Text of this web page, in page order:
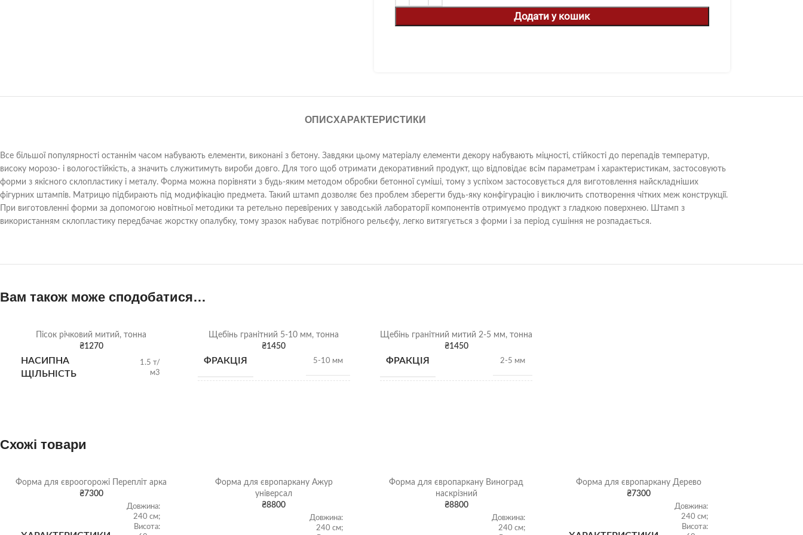
Додати у кошик
ОПИСХАРАКТЕРИСТИКИ
Все більшої популярності останнім часом набувають елементи, виконані з бетону. Завдяки цьому матеріалу елементи декору набувають міцності, стійкості до перепадів температур,
високу морозо- і вологостійкість, а значить служитимуть вироби довго. Для того щоб отримати декоративний продукт, що відповідає всім параметрам і характеристикам, застосовують
форми з якісного склопластику і металу. Форма можна порівняти з будь-яким методом обробки бетонної суміші, тому з успіхом застосовується для виготовлення найскладніших
фігурних штампів. Матрицю підбирають під модифікацію предмета. Такий штамп дозволяє без проблем зберегти будь-яку конфігурацію і виключить спотворення чітких меж конструкції.
При виготовленні форми за допомогою новітньої методики та ретельно перевірених у заводській лабораторії компонентів отримуємо продукт з гладкою поверхнею. Штамп з
використанням склопластику передбачає жорстку опалубку, тому зразок набуває потрібного рельєфу, легко витягується з форми і за період сушіння не розпадається.
Вам також може сподобатися…
Пісок річковий митий, тонна
₴1270
НАСИПНА
ЩІЛЬНІСТЬ
1.5 т/
м3
Щебінь гранітний 5-10 мм, тонна
₴1450
ФРАКЦІЯ 5-10 мм
ВІДВАНТАЖЕННЯ
Щебінь
Щебінь гранітний митий 2-5 мм, тонна
₴1450
ФРАКЦІЯ 2-5 мм
ВІДВАНТАЖЕННЯ
Щебінь
Схожі товари
Форма для євроогорожі Перепліт арка
₴7300
Довжина:
240 см;
Висота:
Форма для європаркану Ажур
універсал
₴8800
Довжина:
240 см;
Форма для європаркану Виноград
наскрізний
₴8800
Довжина:
240 см;
Форма для європаркану Дерево
₴7300
Довжина:
240 см;
Висота: